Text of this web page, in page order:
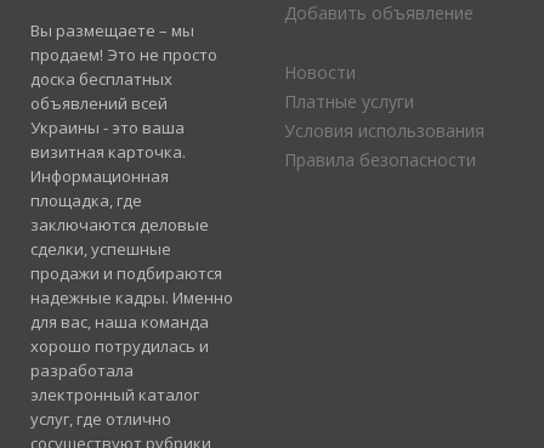
Вы размещаете – мы
продаем! Это не просто
доска бесплатных
объявлений всей
Украины - это ваша
визитная карточка.
Информационная
площадка, где
заключаются деловые
сделки, успешные
продажи и подбираются
надежные кадры. Именно
для вас, наша команда
хорошо потрудилась и
разработала
электронный каталог
услуг, где отлично
сосуществуют рубрики
Добавить объявление
Новости
Платные услуги
Условия использования
Правила безопасности